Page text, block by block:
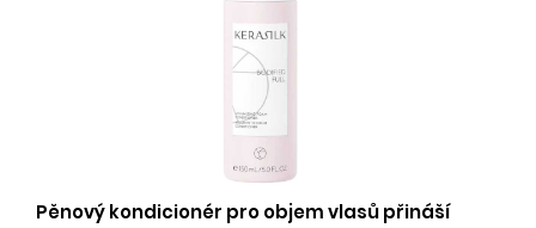
Pěnový kondicionér pro objem vlasů přináší